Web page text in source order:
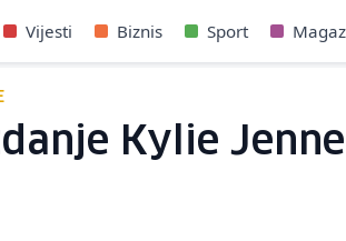
Vijesti Biznis Sport
Kylie